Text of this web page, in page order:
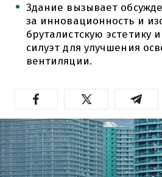
Здание вызывает
за инновационность и
бруталистскую эстетику
силуэт для улучшения
вентиляции.